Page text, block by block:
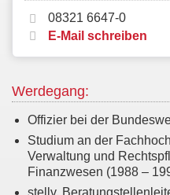
08321 6647-0
E-Mail schreiben
Werdegang:
Offizier bei der
Studium an der
Verwaltung und
Finanzwesen (1988 –
stellv.